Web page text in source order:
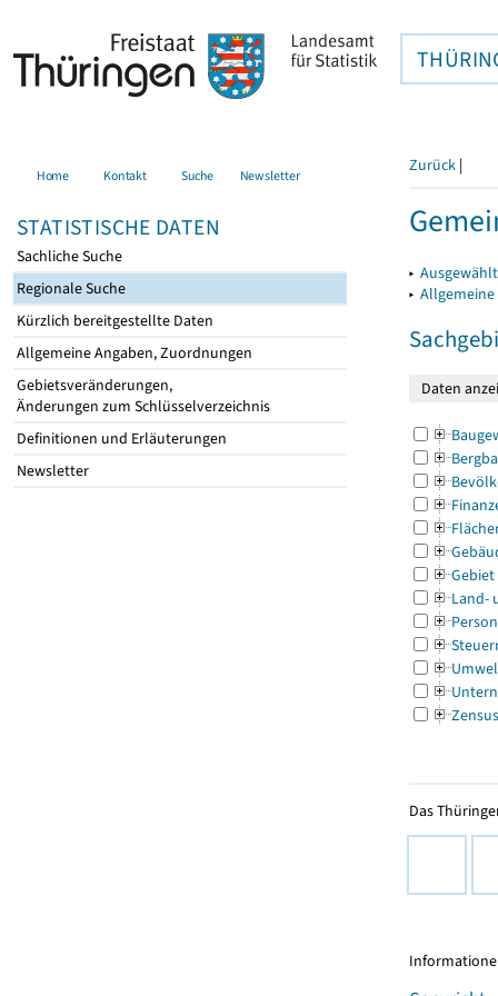
Home Kontakt Suche Newsletter
STATISTISCHE DATEN
Sachliche Suche
Regionale Suche
Kürzlich bereitgestellte Daten
Allgemeine Angaben, Zuordnungen
Gebietsveränderungen,
Änderungen zum Schlüsselverzeichnis
Definitionen und Erläuterungen
Newsletter
Zurück |
▸
▸
Gebiet
Land-
Zensus
Das